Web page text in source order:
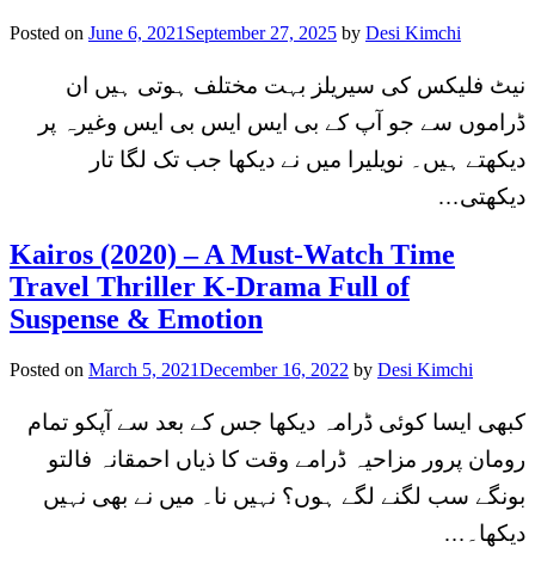
Posted on June 6, 2021 September 27, 2025 by Desi Kimchi
نیٹ فلیکس کی سیریلز بہت مختلف ہوتی ہیں ان
ڈراموں سے جو آپ کے بی ایس ایس بی ایس وغیرہ پر
دیکھتے ہیں۔ نویلیرا میں نے دیکھا جب تک لگا تار
دیکھتی…
Kairos (2020) – A Must-Watch Time
Travel Thriller K-Drama Full of
Suspense & Emotion
Posted on March 5, 2021December 16, 2022 by Desi Kimchi
کبھی ایسا کوئی ڈرامہ دیکھا جس کے بعد سے آپکو تمام
رومان پرور مزاحیہ ڈرامے وقت کا ذیاں احمقانہ فالتو
بونگے سب لگنے لگے ہوں؟ نہیں نا۔ میں نے بھی نہیں
دیکھا۔…